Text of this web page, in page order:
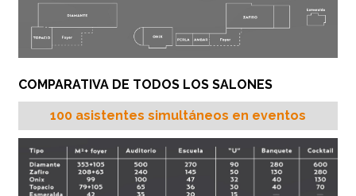
COMPARATIVA DE TODOS LOS SALONES
100 asistentes simultáneos en eventos